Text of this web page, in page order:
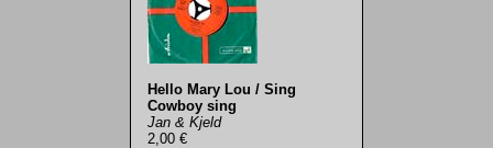
Hello Mary Lou / Sing
Cowboy sing
Jan & Kjeld
2,00 €